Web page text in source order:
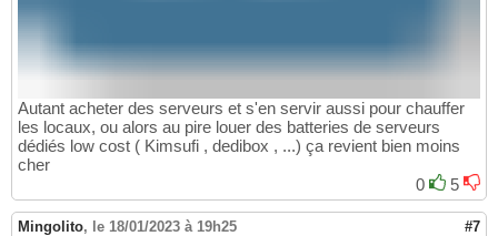
Autant acheter des serveurs et s'en servir aussi pour chauffer
les locaux, ou alors au pire louer des batteries de serveurs
dédiés low cost ( Kimsufi , dedibox , ...) ça revient bien moins
cher
0
5
Mingolito, le 18/01/2023 à 19h25 #7